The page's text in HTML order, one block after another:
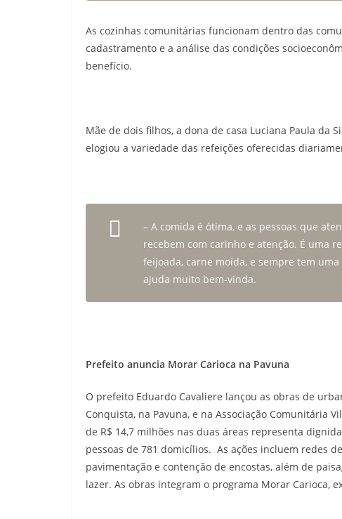
As cozinhas comunitárias funcionam dentro das
cadastramento e a análise das condições
benefício.
Mãe de dois filhos, a dona de casa Luciana Paula da
elogiou a variedade das refeições oferecidas
– A comida é ótima, e as pessoas que
recebem com carinho e atenção. É uma
feijoada, carne moída, e sempre tem
ajuda muito bem-vinda.
Prefeito anuncia Morar Carioca na Pavuna
O prefeito Eduardo Cavaliere lançou as obras de
Conquista, na Pavuna, e na Associação Comunitária
de R$ 14,7 milhões nas duas áreas representa
pessoas de 781 domicílios. As ações incluem redes
pavimentação e contenção de encostas, além de
lazer. As obras integram o programa Morar Carioca,